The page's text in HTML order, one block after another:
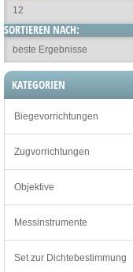
SORTIEREN NACH:
KATEGORIEN
Biegevorrichtungen
Zugvorrichtungen
Objektive
Messinstrumente
Set zur Dichtebestimmung